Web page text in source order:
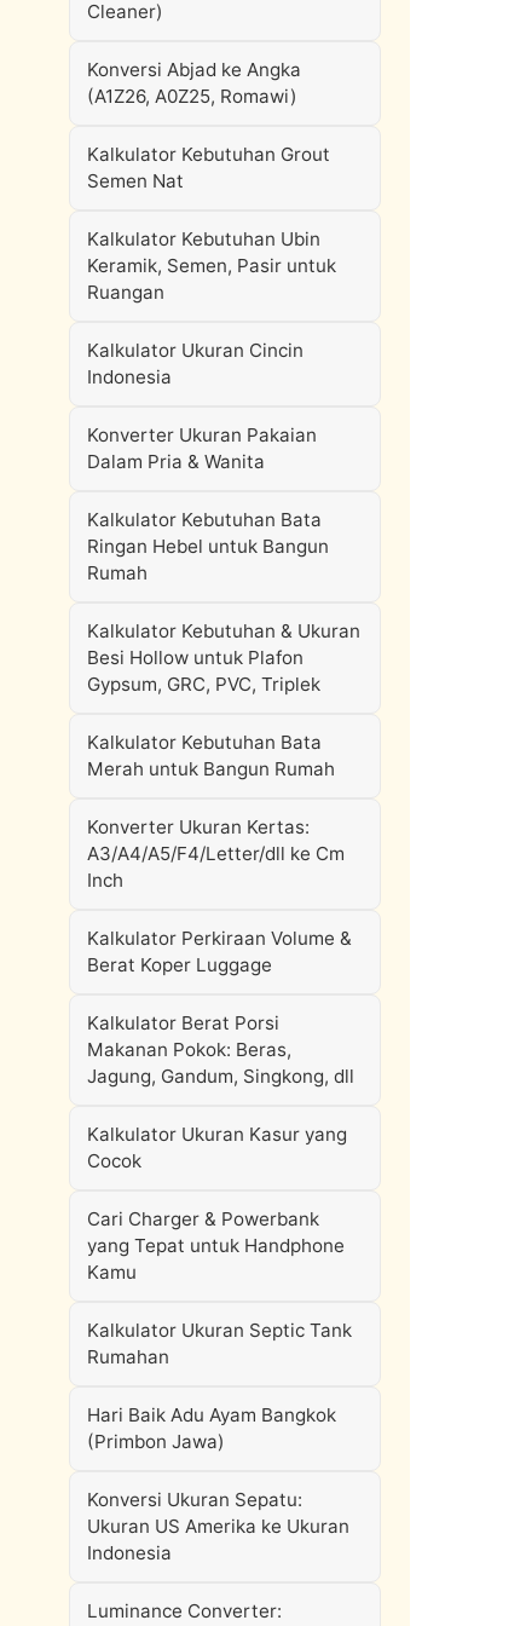
Cleaner)
Konversi Abjad ke Angka
(A1Z26, A0Z25, Romawi)
Kalkulator Kebutuhan Grout
Semen Nat
Kalkulator Kebutuhan Ubin
Keramik, Semen, Pasir untuk
Ruangan
Kalkulator Ukuran Cincin
Indonesia
Konverter Ukuran Pakaian
Dalam Pria & Wanita
Kalkulator Kebutuhan Bata
Ringan Hebel untuk Bangun
Rumah
Kalkulator Kebutuhan & Ukuran
Besi Hollow untuk Plafon
Gypsum, GRC, PVC, Triplek
Kalkulator Kebutuhan Bata
Merah untuk Bangun Rumah
Konverter Ukuran Kertas:
A3/A4/A5/F4/Letter/dll ke Cm
Inch
Kalkulator Perkiraan Volume &
Berat Koper Luggage
Kalkulator Berat Porsi
Makanan Pokok: Beras,
Jagung, Gandum, Singkong, dll
Kalkulator Ukuran Kasur yang
Cocok
Cari Charger & Powerbank
yang Tepat untuk Handphone
Kamu
Kalkulator Ukuran Septic Tank
Rumahan
Hari Baik Adu Ayam Bangkok
(Primbon Jawa)
Konversi Ukuran Sepatu:
Ukuran US Amerika ke Ukuran
Indonesia
Luminance Converter: